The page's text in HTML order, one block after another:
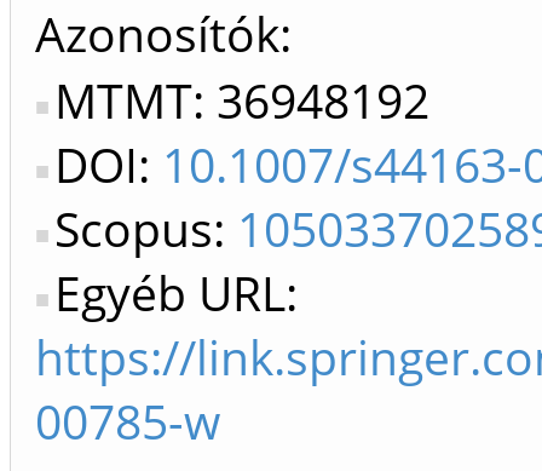
Azonosítók
MTMT: 36948192
DOI: 10.1007/
Scopus:
Egyéb URL:
https://
00785-w